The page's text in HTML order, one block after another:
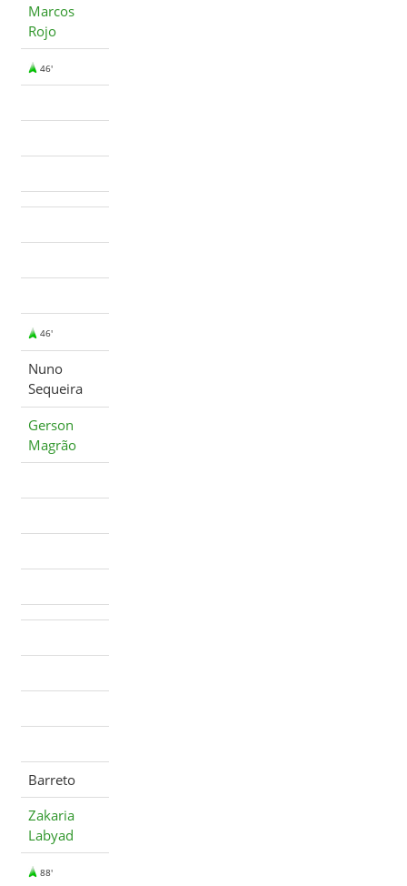
Marcos
Rojo
46'
46'
Nuno
Sequeira
Gerson
Magrão
Barreto
Zakaria
Labyad
88'